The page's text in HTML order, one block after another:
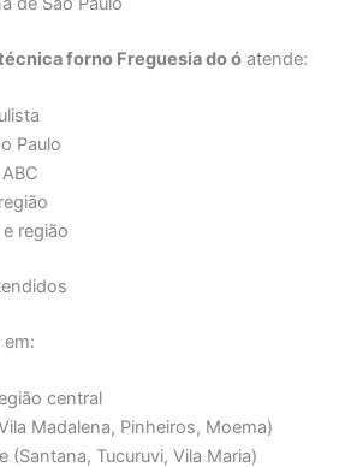
forno Freguesia do ó atende:
Paulo
região
central
Madalena, Pinheiros, Moema)
(Santana, Tucuruvi, Vila Maria)